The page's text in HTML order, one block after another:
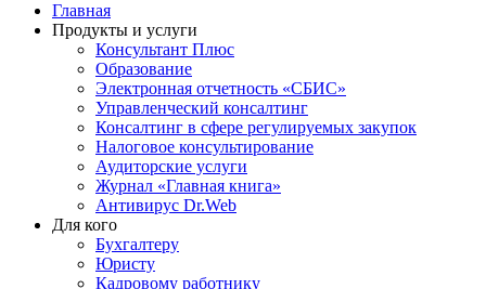
Главная
Продукты и услуги
Консультант Плюс
Образование
Электронная отчетность «СБИС»
Управленческий консалтинг
Консалтинг в сфере регулируемых закупок
Налоговое консультирование
Аудиторские услуги
Журнал «Главная книга»
Антивирус Dr.Web
Для кого
Бухгалтеру
Юристу
Кадровому работнику